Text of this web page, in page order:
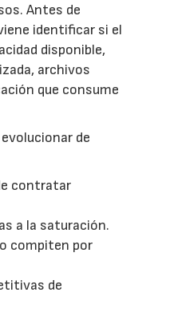
Antes de
identificar si el
disponible,
archivos
que consume
de
contratar
a la saturación.
compiten por
de